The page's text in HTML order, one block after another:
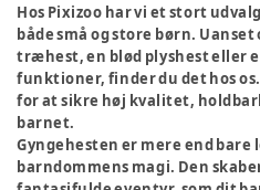
Hos Pixizoo har vi et stort
både små og store børn.
træhest, en blød plyshest eller
funktioner, finder du det hos
for at sikre høj kvalitet,
barnet.
Gyngehesten er mere end bare
barndommens magi. Den